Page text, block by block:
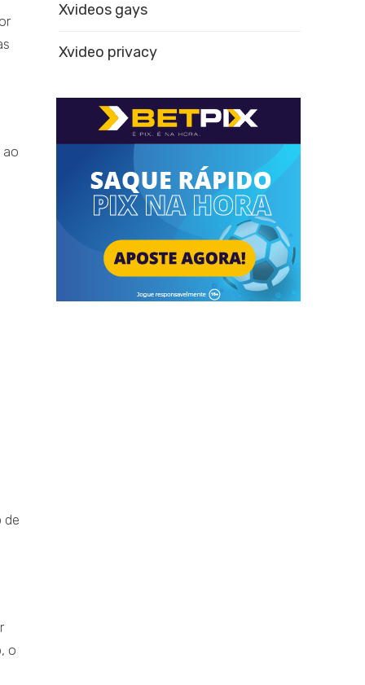
ao
de
o
Xvideos gays
Xvideo privacy